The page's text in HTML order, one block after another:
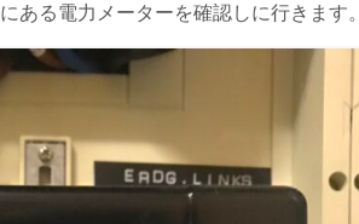
ある電力メーターを確認しに行きます。